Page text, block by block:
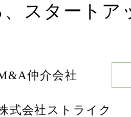
スタートア
仲介会社
式会社ストライク